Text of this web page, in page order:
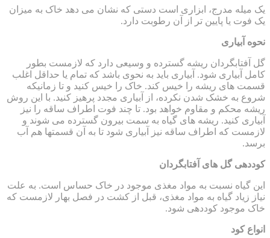
یک میله مدرج، ابزاری است دستی که نشان می دهد خاک به میزان
یک فوت یا پایین تر از آن رطوبت دارد.
نحوه آبیاری
گل آفتابگردان ریشه گسترده و وسیعی دارد که لازمست بطور
کامل آبیاری شود. آبیاری باید به نحوی باشد که تمام یا حداقل اغلب
قسمت های ریشه را خیس کند. خاک را خیس کنید و تا زمانیکه
شروع به خشک شدن نکرده، از آبیاری مجدد پرهیز کنید. با این روش
ریشه محکم و مقاوم خواهد بود. تا چند فوت اطراف ساقه را نیز
آبیاری کنید. ریشه های گیاه به سمت بیرون گسترده می شوند و
لازمست که اطراف ساقه نیز آبیاری شود تا به آن قسمتها هم آب
برسد.
کوددهی گل های آفتابگردان
این گیاه نسبت به مواد مغذی موجود در خاک حساس است. به علت
نیاز زیاد گیاه به مواد مغذی، قبل از کشت در فصل بهار لازمست که
خاک موجود کوددهی شود.
انواع کود